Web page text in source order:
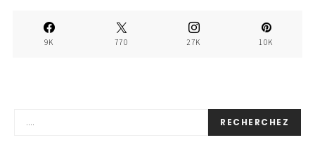
9K 770 27K 10K
RECHERCHEZ